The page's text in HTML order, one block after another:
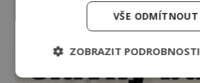
VŠE ODMÍTNOUT
ZOBRAZIT PODROBNOSTI